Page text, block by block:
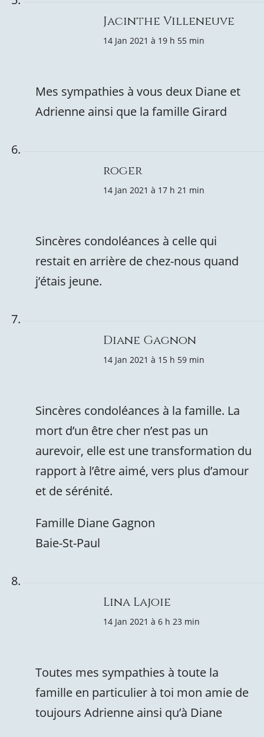
Jacinthe Villeneuve
14 Jan 2021 à 19 h 55 min
Mes sympathies à vous deux Diane et
Adrienne ainsi que la famille Girard
roger
14 Jan 2021 à 17 h 21 min
Sincères condoléances à celle qui
restait en arrière de chez-nous quand
j’étais jeune.
Diane Gagnon
14 Jan 2021 à 15 h 59 min
Sincères condoléances à la famille. La
mort d’un être cher n’est pas un
aurevoir, elle est une transformation du
rapport à l’être aimé, vers plus d’amour
et de sérénité.
Famille Diane Gagnon
Baie-St-Paul
Lina Lajoie
14 Jan 2021 à 6 h 23 min
Toutes mes sympathies à toute la
famille en particulier à toi mon amie de
toujours Adrienne ainsi qu’à Diane